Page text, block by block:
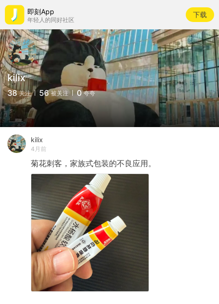
即刻App
年轻人的同好社区
下载
kilix
38 关注 56 被关注 0 夸夸
kilix
4月前
菊花刺客，家族式包装的不良应用。